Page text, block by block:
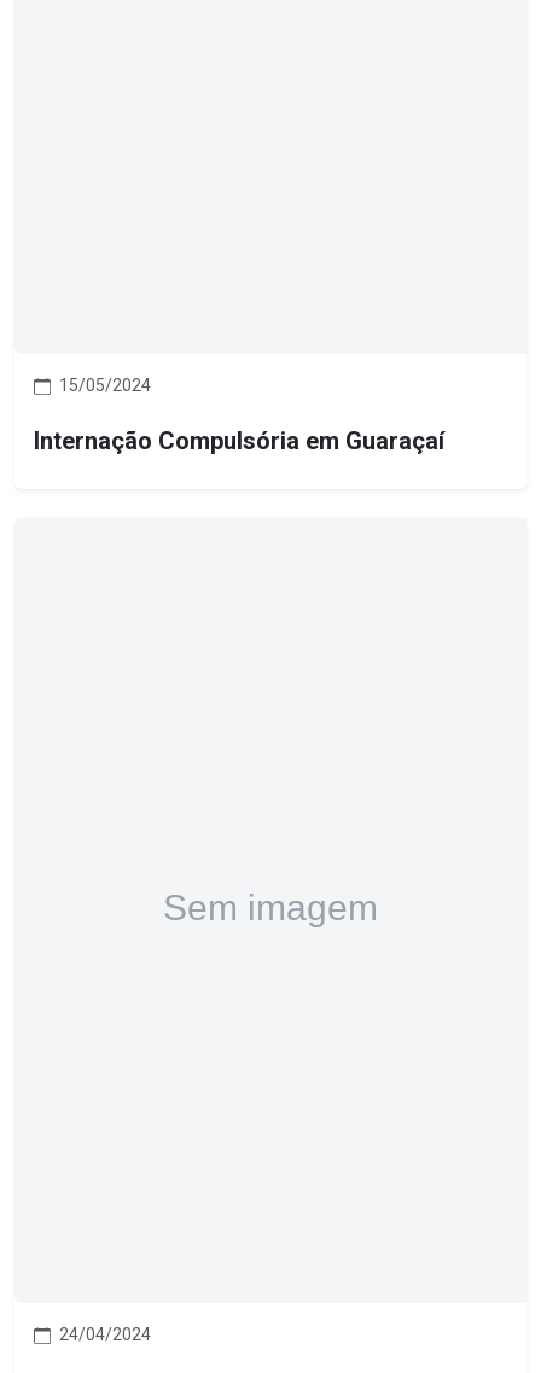
15/05/2024
Internação Compulsória em Guaraçaí
24/04/2024